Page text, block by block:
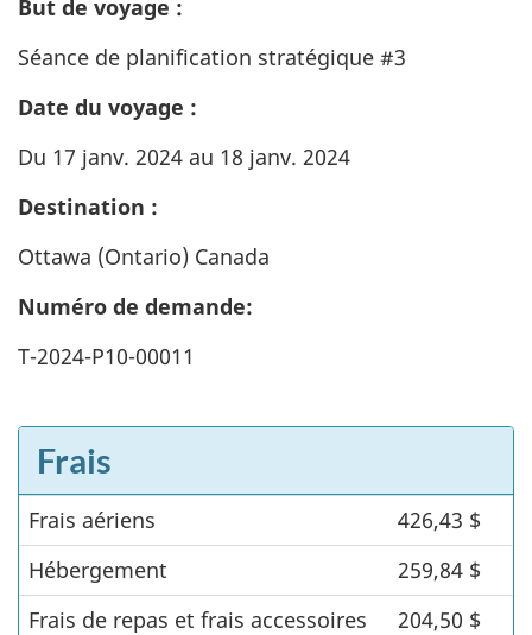
But de voyage :
Séance de planification stratégique #3
Date du voyage :
Du 17 janv. 2024 au 18 janv. 2024
Destination :
Ottawa (Ontario) Canada
Numéro de demande:
T-2024-P10-00011
Frais
Frais
Frais aériens
426,43 $
Hébergement
259,84 $
Frais de repas et frais accessoires
204,50 $